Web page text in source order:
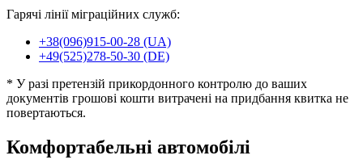
Гарячі лінії міграційних служб:
+38(096)915-00-28 (UA)
+49(525)278-50-30 (DE)
* У разі претензій прикордонного контролю до ваших
документів грошові кошти витрачені на придбання квитка не
повертаються.
Комфортабельні автомобілі